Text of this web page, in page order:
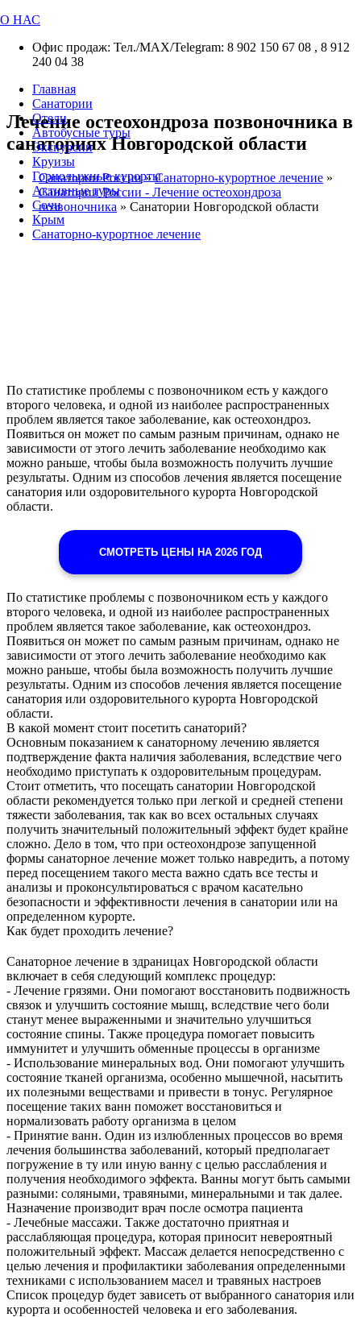
О НАС
Офис продаж: Тел./МАХ/Telegram: 8 902 150 67 08 , 8 912
240 04 38
Главная
Санатории
Отели
Автобусные туры
Экскурсии
Круизы
Горнолыжные курорты
Активные туры
Сочи
Крым
Санаторно-курортное лечение
Лечение остеохондроза позвоночника в
санаториях Новгородской области
Санатории России»Санаторно-курортное лечение »
Санатории России - Лечение остеохондроза
позвоночника » Санатории Новгородской области
По статистике проблемы с позвоночником есть у каждого
второго человека, и одной из наиболее распространенных
проблем является такое заболевание, как остеохондроз.
Появиться он может по самым разным причинам, однако не
зависимости от этого лечить заболевание необходимо как
можно раньше, чтобы была возможность получить лучшие
результаты. Одним из способов лечения является посещение
санатория или оздоровительного курорта Новгородской
области.
СМОТРЕТЬ ЦЕНЫ НА 2026 ГОД
По статистике проблемы с позвоночником есть у каждого
второго человека, и одной из наиболее распространенных
проблем является такое заболевание, как остеохондроз.
Появиться он может по самым разным причинам, однако не
зависимости от этого лечить заболевание необходимо как
можно раньше, чтобы была возможность получить лучшие
результаты. Одним из способов лечения является посещение
санатория или оздоровительного курорта Новгородской
области.
В какой момент стоит посетить санаторий?
Основным показанием к санаторному лечению является
подтверждение факта наличия заболевания, вследствие чего
необходимо приступать к оздоровительным процедурам.
Стоит отметить, что посещать санатории Новгородской
области рекомендуется только при легкой и средней степени
тяжести заболевания, так как во всех остальных случаях
получить значительный положительный эффект будет крайне
сложно. Дело в том, что при остеохондрозе запущенной
формы санаторное лечение может только навредить, а потому
перед посещением такого места важно сдать все тесты и
анализы и проконсультироваться с врачом касательно
безопасности и эффективности лечения в санатории или на
определенном курорте.
Как будет проходить лечение?
Санаторное лечение в здраницах Новгородской области
включает в себя следующий комплекс процедур:
- Лечение грязями. Они помогают восстановить подвижность
связок и улучшить состояние мышц, вследствие чего боли
станут менее выраженными и значительно улучшиться
состояние спины. Также процедура помогает повысить
иммунитет и улучшить обменные процессы в организме
- Использование минеральных вод. Они помогают улучшить
состояние тканей организма, особенно мышечной, насытить
их полезными веществами и привести в тонус. Регулярное
посещение таких ванн поможет восстановиться и
нормализовать работу организма в целом
- Принятие ванн. Один из излюбленных процессов во время
лечения большинства заболеваний, который предполагает
погружение в ту или иную ванну с целью расслабления и
получения необходимого эффекта. Ванны могут быть самыми
разными: соляными, травяными, минеральными и так далее.
Назначение производит врач после осмотра пациента
- Лечебные массажи. Также достаточно приятная и
расслабляющая процедура, которая приносит невероятный
положительный эффект. Массаж делается непосредственно с
целью лечения и профилактики заболевания определенными
техниками с использованием масел и травяных настроев
Список процедур будет зависеть от выбранного санатория или
курорта и особенностей человека и его заболевания.